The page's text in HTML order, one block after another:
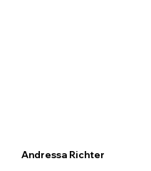
Andressa Richter